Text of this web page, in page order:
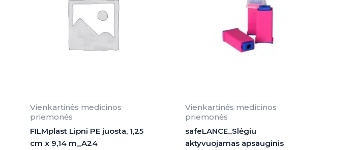
Vienkartinės medicinos
priemonės
FILMplast Lipni PE juosta, 1,25
cm x 9,14 m_A24
Vienkartinės medicinos
priemonės
safeLANCE_Slėgiu
aktyvuojamas apsauginis